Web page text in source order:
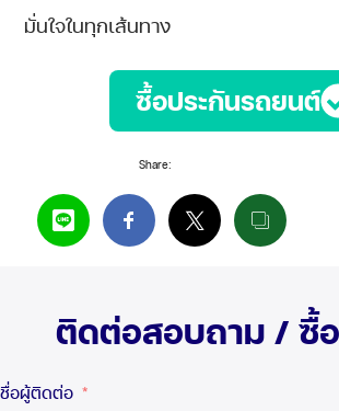
มั่นใจในทุกเส้นทาง
ซื้อประกันรถยนต์
Share:
ติดต่อสอบถาม / ซื้
ชื่อผู้ติดต่อ